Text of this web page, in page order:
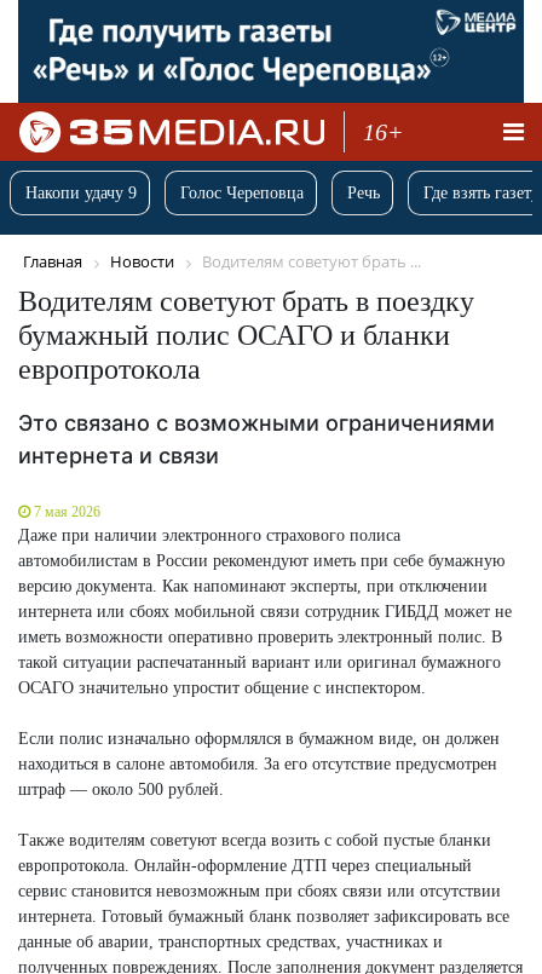
16+
Накопи удачу 9 Голос Череповца Речь Где взять
Главная Новости Водителям советуют брать ...
Водителям советуют брать в поездку
бумажный полис ОСАГО и бланки
европротокола
Это связано с возможными ограничениями
интернета и связи
7 мая 2026
Даже при наличии электронного страхового полиса
автомобилистам в России рекомендуют иметь при себе бумажную
версию документа. Как напоминают эксперты, при отключении
интернета или сбоях мобильной связи сотрудник ГИБДД может не
иметь возможности оперативно проверить электронный полис. В
такой ситуации распечатанный вариант или оригинал бумажного
ОСАГО значительно упростит общение с инспектором.
Если полис изначально оформлялся в бумажном виде, он должен
находиться в салоне автомобиля. За его отсутствие предусмотрен
штраф — около 500 рублей.
Также водителям советуют всегда возить с собой пустые бланки
европротокола. Онлайн-оформление ДТП через специальный
сервис становится невозможным при сбоях связи или отсутствии
интернета. Готовый бумажный бланк позволяет зафиксировать все
данные об аварии, транспортных средствах, участниках и
полученных повреждениях. После заполнения документ разделяется